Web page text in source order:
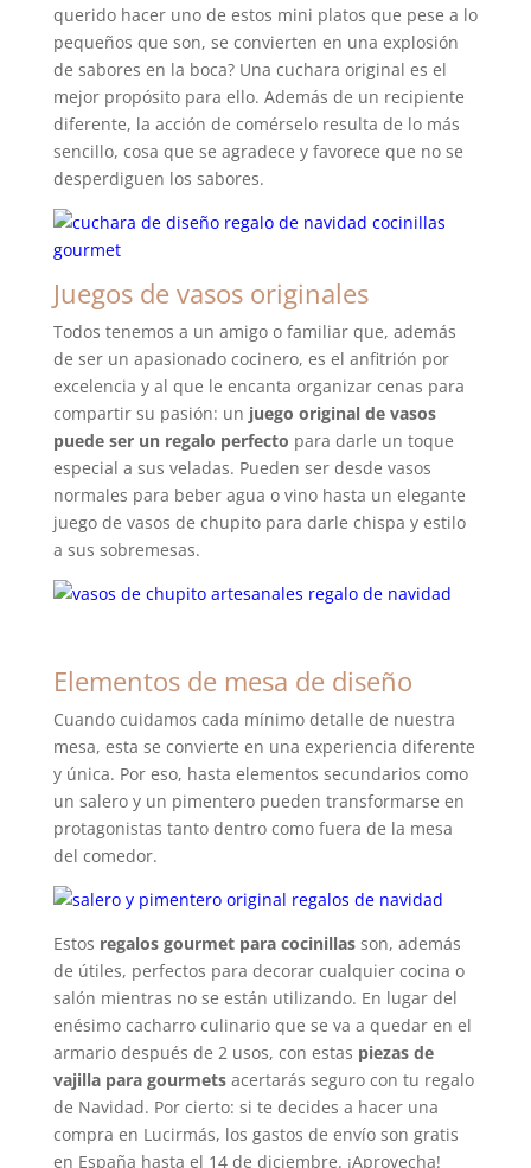
querido hacer uno de estos mini platos que pese a lo
pequeños que son, se convierten en una explosión
de sabores en la boca? Una cuchara original es el
mejor propósito para ello. Además de un recipiente
diferente, la acción de comérselo resulta de lo más
sencillo, cosa que se agradece y favorece que no se
desperdiguen los sabores.
Juegos de vasos originales
Todos tenemos a un amigo o familiar que, además
de ser un apasionado cocinero, es el anfitrión por
excelencia y al que le encanta organizar cenas para
compartir su pasión: un juego original de vasos
puede ser un regalo perfecto para darle un toque
especial a sus veladas. Pueden ser desde vasos
normales para beber agua o vino hasta un elegante
juego de vasos de chupito para darle chispa y estilo
a sus sobremesas.
Elementos de mesa de diseño
Cuando cuidamos cada mínimo detalle de nuestra
mesa, esta se convierte en una experiencia diferente
y única. Por eso, hasta elementos secundarios como
un salero y un pimentero pueden transformarse en
protagonistas tanto dentro como fuera de la mesa
del comedor.
Estos regalos gourmet para cocinillasson, además
de útiles, perfectos para decorar cualquier cocina o
salón mientras no se están utilizando. En lugar del
enésimo cacharro culinario que se va a quedar en el
armario después de 2 usos, con estas piezas de
vajilla para gourmetsacertarás seguro con tu regalo
de Navidad. Por cierto: si te decides a hacer una
compra en Lucirmás, los gastos de envío son gratis
en España hasta el 14 de diciembre. ¡Aprovecha!